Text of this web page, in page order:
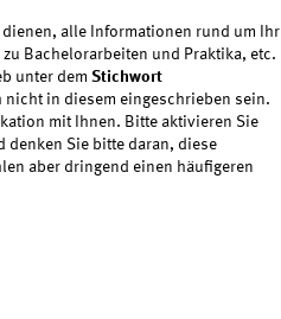
alle Informationen rund um Ihr
Bachelorarbeiten und Praktika, etc.
unter dem Stichwort
nicht in diesem eingeschrieben sein.
mit Ihnen. Bitte aktivieren Sie
denken Sie bitte daran, diese
aber dringend einen häufigeren